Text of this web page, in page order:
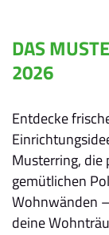
DAS
2026
Entdecke
Musterring, die
gemütlichen
Wohnwänden
deine